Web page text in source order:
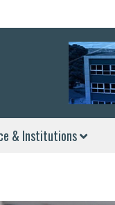
& Institutions